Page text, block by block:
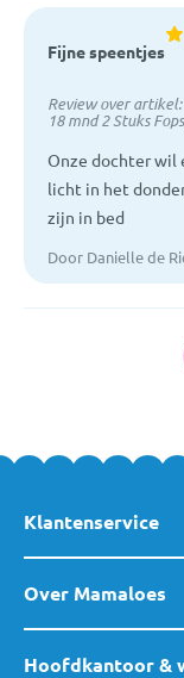
Fijne speentjes
Review over artikel:
18 mnd 2 Stuks
Onze dochter wil
licht in het
zijn in bed
Door Danielle de
Klantenservice
Over Mamaloes
Hoofdkantoor &